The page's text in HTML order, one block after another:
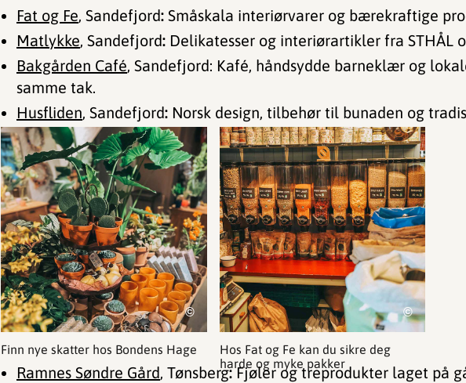
Fat og Fe, Sandefjord: Småskala interiørvarer og bærekraftige
Matlykke, Sandefjord: Delikatesser og interiørartikler fra STHÅL
Bakgården Café, Sandefjord: Kafé, håndsydde barneklær og
samme tak.
Husfliden, Sandefjord: Norsk design, tilbehør til bunaden og
©
Finn nye skatter hos Bondens Hage
©
Hos Fat og Fe kan du sikre deg
harde og myke pakker
Ramnes Søndre Gård, Tønsberg:Fjøler og treprodukter laget på